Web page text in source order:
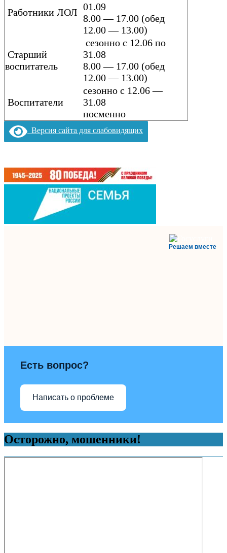
Работники ЛОЛ 01.09
8.00 — 17.00 (обед
12.00 — 13.00)
Старший
воспитатель
сезонно с 12.06 по
31.08
8.00 — 17.00 (обед
12.00 — 13.00)
Воспитатели
сезонно с 12.06 —
31.08
посменно
Версия сайта для слабовидящих
Решаем вместе
Есть вопрос?
Написать о проблеме
Осторожно, мошенники!